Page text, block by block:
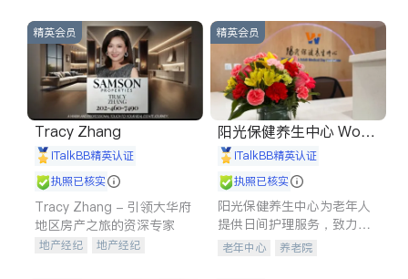
精英会员
Tracy Zhang
iTalkBB精英认证
执照已核实
Tracy Zhang - 引领大华府
地区房产之旅的资深专家
地产经纪
地产经纪
精英会员
阳光保健养生中心 World
shine
iTalkBB精英认证
执照已核实
阳光保健养生中心为老年人
提供日间护理服务，致力于
通过持续的护理创新来有效
老年中心 养老院